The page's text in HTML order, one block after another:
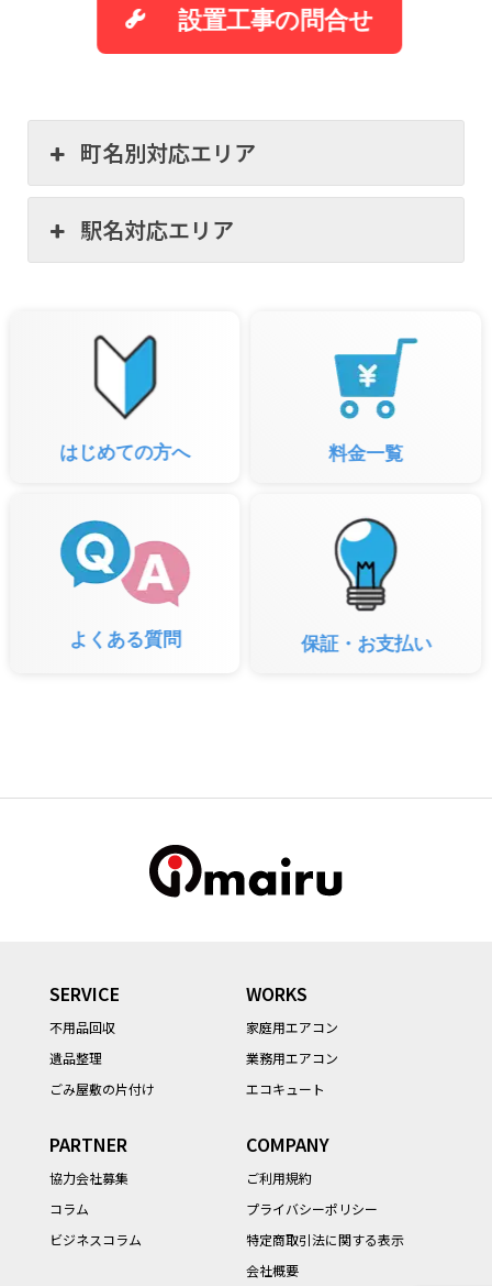
設置工事の問合せ
町名別対応エリア
駅名対応エリア
はじめての方へ 料金一覧
よくある質問 保証・お支払い
SERVICE
不用品回収
遺品整理
ごみ屋敷の片付け
WORKS
家庭用エアコン
業務用エアコン
エコキュート
PARTNER
協力会社募集
コラム
ビジネスコラム
COMPANY
ご利用規約
プライバシーポリシー
特定商取引法に関する表示
会社概要